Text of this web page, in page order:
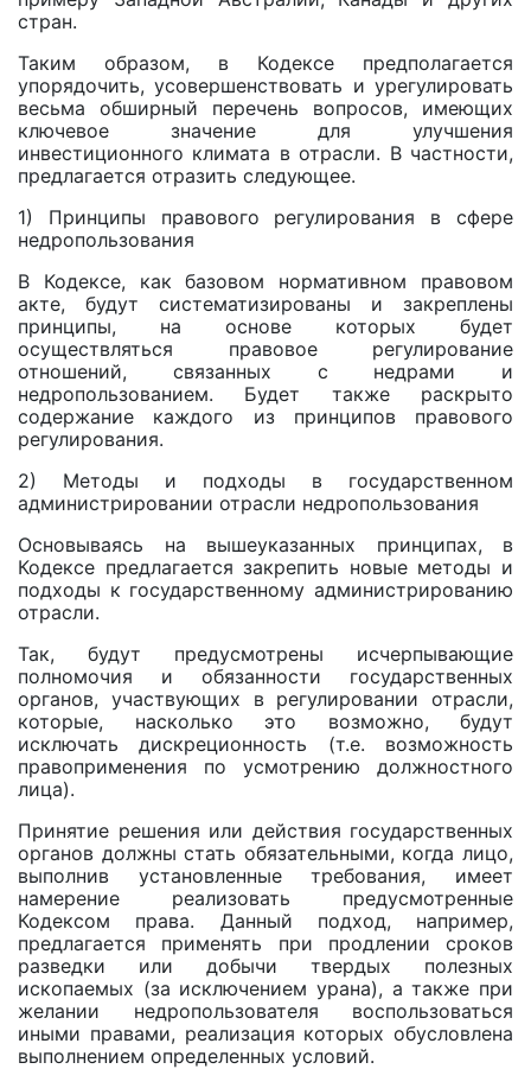
стран.
Таким образом, в Кодексе предполагается
упорядочить, усовершенствовать и урегулировать
весьма обширный перечень вопросов, имеющих
ключевое значение для улучшения
инвестиционного климата в отрасли. В частности,
предлагается отразить следующее.
1) Принципы правового регулирования в сфере
недропользования
В Кодексе, как базовом нормативном правовом
акте, будут систематизированы и закреплены
принципы, на основе которых будет
осуществляться правовое регулирование
отношений, связанных с недрами и
недропользованием. Будет также раскрыто
содержание каждого из принципов правового
регулирования.
2) Методы и подходы в государственном
администрировании отрасли недропользования
Основываясь на вышеуказанных принципах, в
Кодексе предлагается закрепить новые методы и
подходы к государственному администрированию
отрасли.
Так, будут предусмотрены исчерпывающие
полномочия и обязанности государственных
органов, участвующих в регулировании отрасли,
которые, насколько это возможно, будут
исключать дискреционность (т.е. возможность
правоприменения по усмотрению должностного
лица).
Принятие решения или действия государственных
органов должны стать обязательными, когда лицо,
выполнив установленные требования, имеет
намерение реализовать предусмотренные
Кодексом права. Данный подход, например,
предлагается применять при продлении сроков
разведки или добычи твердых полезных
ископаемых (за исключением урана), а также при
желании недропользователя воспользоваться
иными правами, реализация которых обусловлена
выполнением определенных условий.